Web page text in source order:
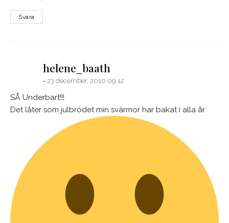
Svara
helene_baath
23 december, 2010 09:12
SÅ Underbart!!!
Det låter som julbrödet min svärmor har bakat i alla år